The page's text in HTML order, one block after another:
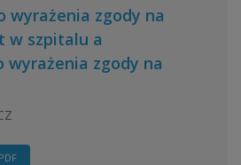
wyrażenia zgody na
w szpitalu a
wyrażenia zgody na